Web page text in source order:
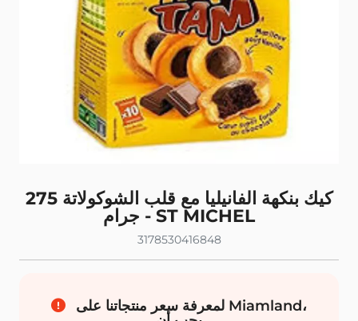
كيك بنكهة الفانيليا مع قلب الشوكولاتة 275
جرام - ST MICHEL
3178530416848